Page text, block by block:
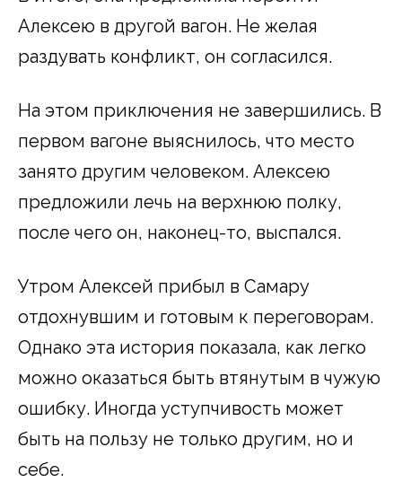
Алексею в другой вагон. Не желая
раздувать конфликт, он согласился.
На этом приключения не завершились. В
первом вагоне выяснилось, что место
занято другим человеком. Алексею
предложили лечь на верхнюю полку,
после чего он, наконец-то, выспался.
Утром Алексей прибыл в Самару
отдохнувшим и готовым к переговорам.
Однако эта история показала, как легко
можно оказаться быть втянутым в чужую
ошибку. Иногда уступчивость может
быть на пользу не только другим, но и
себе.